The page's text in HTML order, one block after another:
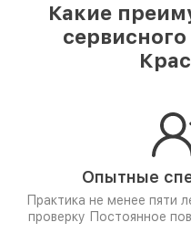
Какие
Опытные
Практика не менее пяти
проверку Постоянное